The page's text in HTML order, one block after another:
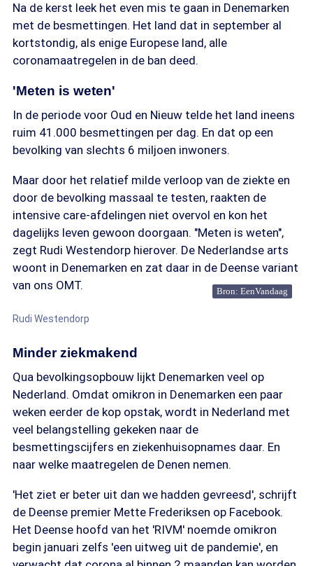
Na de kerst leek het even mis te gaan in Denemarken
met de besmettingen. Het land dat in september al
kortstondig, als enige Europese land, alle
coronamaatregelen in de ban deed.
'Meten is weten'
In de periode voor Oud en Nieuw telde het land ineens
ruim 41.000 besmettingen per dag. En dat op een
bevolking van slechts 6 miljoen inwoners.
Maar door het relatief milde verloop van de ziekte en
door de bevolking massaal te testen, raakten de
intensive care-afdelingen niet overvol en kon het
dagelijks leven gewoon doorgaan. "Meten is weten",
zegt Rudi Westendorp hierover. De Nederlandse arts
woont in Denemarken en zat daar in de Deense variant
van ons OMT.
Bron: EenVandaag
Rudi Westendorp
Minder ziekmakend
Qua bevolkingsopbouw lijkt Denemarken veel op
Nederland. Omdat omikron in Denemarken een paar
weken eerder de kop opstak, wordt in Nederland met
veel belangstelling gekeken naar de
besmettingscijfers en ziekenhuisopnames daar. En
naar welke maatregelen de Denen nemen.
'Het ziet er beter uit dan we hadden gevreesd', schrijft
de Deense premier Mette Frederiksen op Facebook.
Het Deense hoofd van het 'RIVM' noemde omikron
begin januari zelfs 'een uitweg uit de pandemie', en